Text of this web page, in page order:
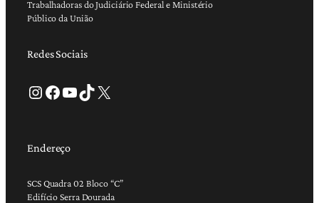
Trabalhadoras do Judiciário Federal e Ministério
Público da União
Redes Sociais
Instagram Facebook Youtube TikTok X
Endereço
SCS Quadra 02 Bloco “C”
Edifício Serra Dourada